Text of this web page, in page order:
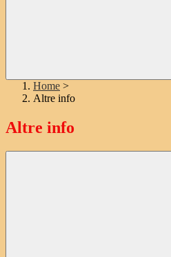
Home >
Altre info
Altre info